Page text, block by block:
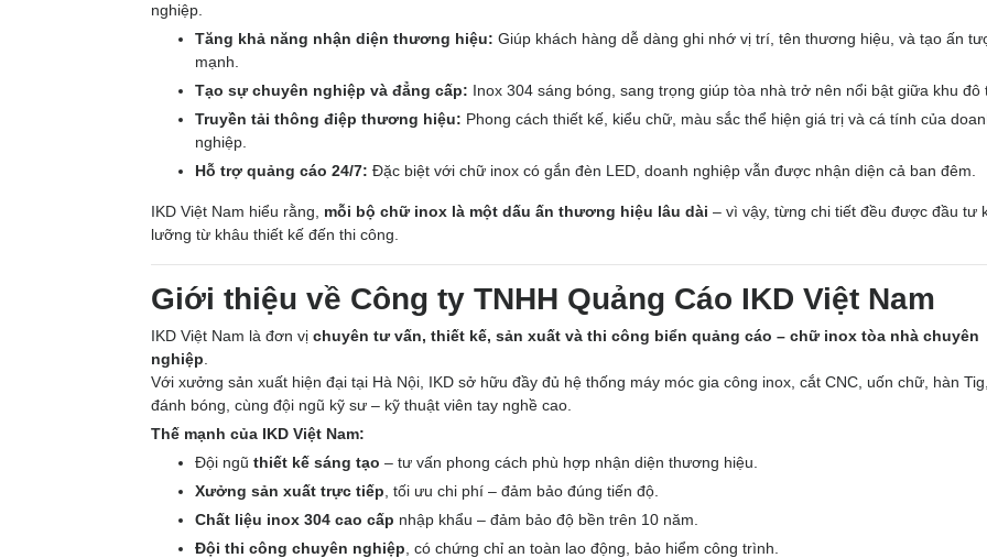
nghiệp.
Tăng khả năng nhận diện thương hiệu: Giúp khách hàng dễ dàng ghi nhớ vị trí, tên thương hiệu, và tạo ấn
mạnh.
Tạo sự chuyên nghiệp và đẳng cấp: Inox 304 sáng bóng, sang trọng giúp tòa nhà trở nên nổi bật giữa khu đô
Truyền tải thông điệp thương hiệu: Phong cách thiết kế, kiểu chữ, màu sắc thể hiện giá trị và cá tính của
nghiệp.
Hỗ trợ quảng cáo 24/7: Đặc biệt với chữ inox có gắn đèn LED, doanh nghiệp vẫn được nhận diện cả ban đêm.
IKD Việt Nam hiểu rằng, mỗi bộ chữ inox là một dấu ấn thương hiệu lâu dài – vì vậy, từng chi tiết đều được đầu tư
lưỡng từ khâu thiết kế đến thi công.
Giới thiệu về Công ty TNHH Quảng Cáo IKD Việt Nam
IKD Việt Nam là đơn vị chuyên tư vấn, thiết kế, sản xuất và thi công biển quảng cáo – chữ inox tòa nhà chuyên
nghiệp
Với xưởng sản xuất hiện đại tại Hà Nội, IKD sở hữu đầy đủ hệ thống máy móc gia công inox, cắt CNC, uốn chữ, hàn
đánh bóng, cùng đội ngũ kỹ sư – kỹ thuật viên tay nghề cao.
Thế mạnh của IKD Việt Nam:
Đội ngũ thiết kế sáng tạo – tư vấn phong cách phù hợp nhận diện thương hiệu.
Xưởng sản xuất trực tiếp , tối ưu chi phí – đảm bảo đúng tiến độ.
Chất liệu inox 304 cao cấp nhập khẩu – đảm bảo độ bền trên 10 năm.
Đội thi công chuyên nghiệp , có chứng chỉ an toàn lao động, bảo hiểm công trình.